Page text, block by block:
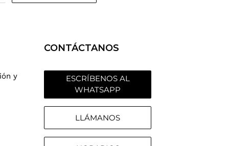
y
CONTÁCTANOS
ESCRÍBENOS AL
WHATSAPP
LLÁMANOS